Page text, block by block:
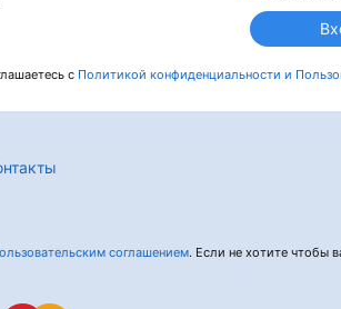
c Политикой конфиденциальности и
соглашением. Если не хотите чтобы